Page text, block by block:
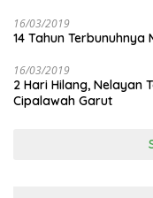
16/03/2019
14 Tahun Terbunuhnya
16/03/2019
2 Hari Hilang, Nelayan
Cipalawah Garut